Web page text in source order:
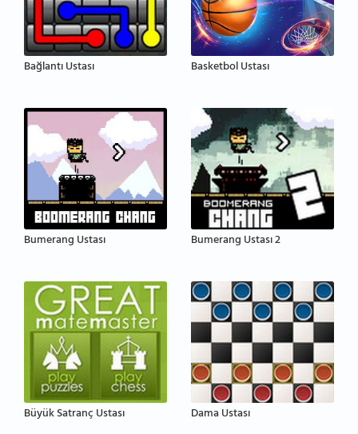
Bağlantı Ustası Basketbol Ustası
Bumerang Ustası Bumerang Ustası 2
Büyük Satranç Ustası Dama Ustası